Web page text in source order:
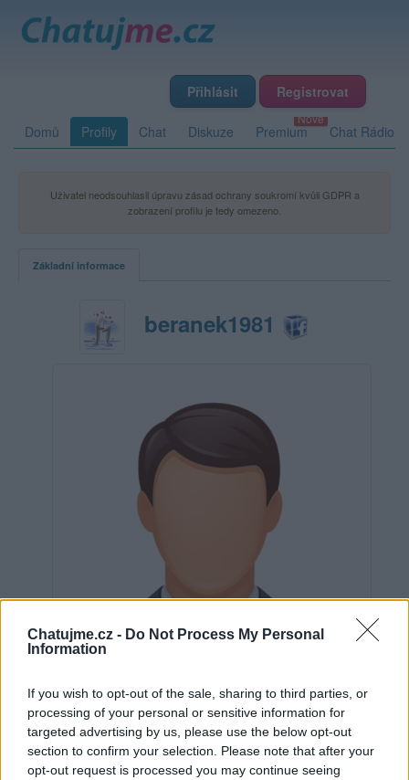
Chatujme.cz - Do Not Process My Personal
Information
If you wish to opt-out of the sale, sharing to third parties, or
processing of your personal or sensitive information for
targeted advertising by us, please use the below opt-out
section to confirm your selection. Please note that after your
opt-out request is processed you may continue seeing
Přihlásit Registrovat
Domů Profily Chat Diskuze Premium Chat Rádio
Uživatel neodsouhlasil úpravu zásad ochrany soukromí kvůli GDPR a
zobrazení profilu je tedy omezeno.
Základní informace
beranek1981
Neověřeno